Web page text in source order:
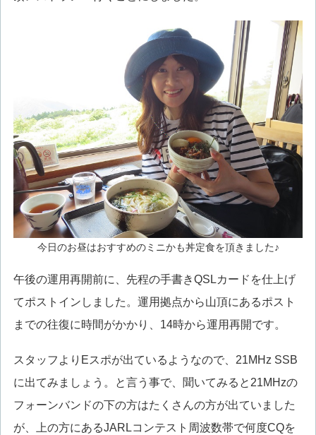
今日のお昼はおすすめのミニかも丼定食を頂きました♪
午後の運用再開前に、先程の手書きQSLカードを仕上げ
てポストインしました。運用拠点から山頂にあるポスト
までの往復に時間がかかり、14時から運用再開です。
スタッフよりEスポが出ているようなので、21MHz SSB
に出てみましょう。と言う事で、聞いてみると21MHzの
フォーンバンドの下の方はたくさんの方が出ていました
が、上の方にあるJARLコンテスト周波数帯で何度CQを